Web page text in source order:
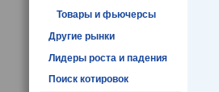
Товары и фьючерсы
Другие рынки
Лидеры роста и падения
Поиск котировок